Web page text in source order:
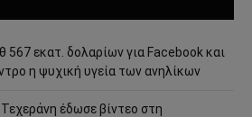
εκατ. δολαρίων για Facebook και
η ψυχική υγεία των ανηλίκων
έδωσε βίντεο στη